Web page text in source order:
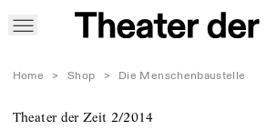
Home > Shop > Die Menschenbaustelle
Theater der Zeit 2/2014